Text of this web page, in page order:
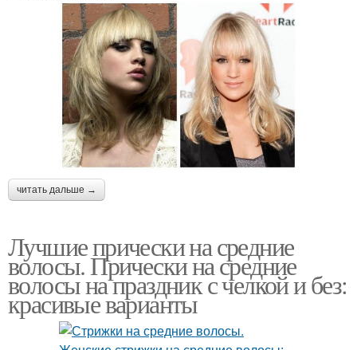
читать дальше →
Лучшие прически на средние
волосы. Прически на средние
волосы на праздник с челкой и без:
красивые варианты